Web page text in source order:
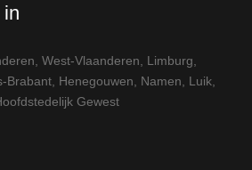
West-Vlaanderen Limburg
Brabant Henegouwen Namen Luik
Gewest